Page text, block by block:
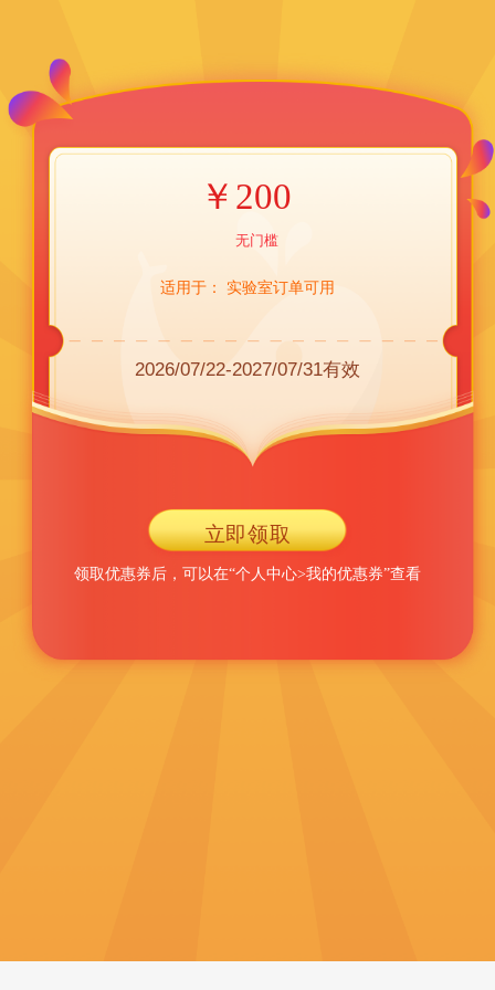
￥ 200
无门槛
适用于： 实验室订单可用
2026/07/22-2027/07/31有效
立即领取
领取优惠券后，可以在“个人中心>我的优惠券”查看